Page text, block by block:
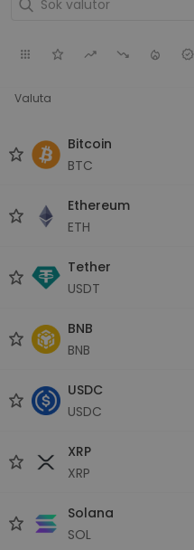
Valuta
Bitcoin
BTC
Ethereum
ETH
Tether
USDT
BNB
BNB
USDC
USDC
XRP
XRP
Solana
SOL